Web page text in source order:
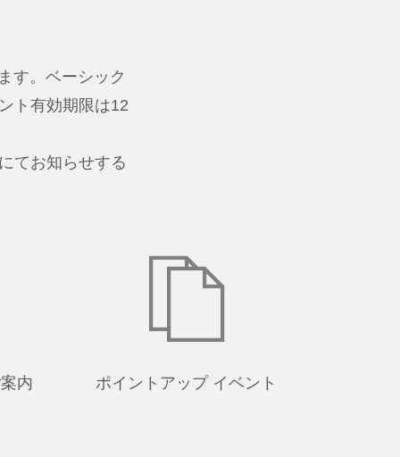
す。ベーシック
ト有効期限は12
てお知らせする
内 ポイントアップ イベント